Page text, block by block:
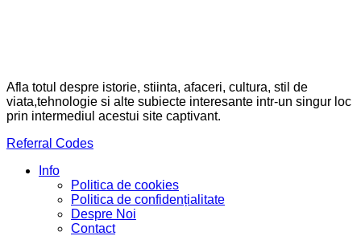
Afla totul despre istorie, stiinta, afaceri, cultura, stil de
viata,tehnologie si alte subiecte interesante intr-un singur loc
prin intermediul acestui site captivant.
Referral Codes
Info
Politica de cookies
Politica de confidențialitate
Despre Noi
Contact